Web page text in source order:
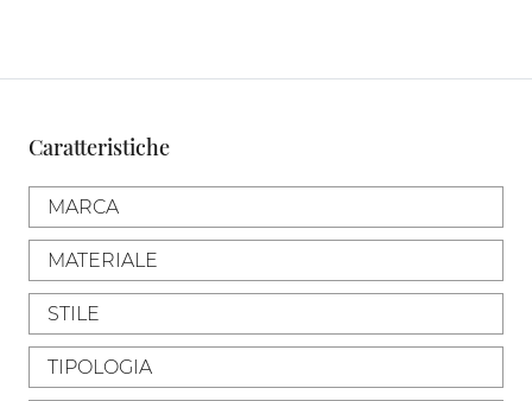
Caratteristiche
MARCA
MATERIALE
STILE
TIPOLOGIA